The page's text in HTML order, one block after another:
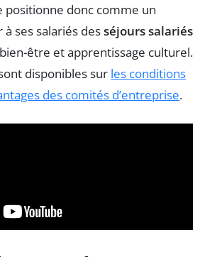
positionne donc comme un
ses salariés desséjours salariés
être et apprentissage culturel.
disponibles sur les conditions
des comités d’entreprise.